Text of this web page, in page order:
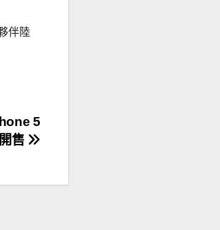
伴陸
5
售